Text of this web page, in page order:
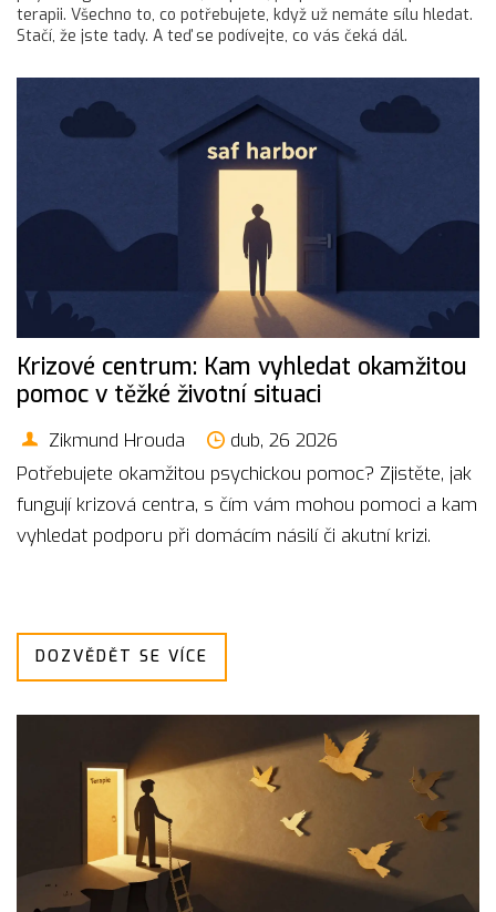
terapii. Všechno to, co potřebujete, když už nemáte sílu hledat.
Stačí, že jste tady. A teď se podívejte, co vás čeká dál.
Krizové centrum: Kam vyhledat okamžitou
pomoc v těžké životní situaci
Zikmund Hrouda
dub, 26 2026
Potřebujete okamžitou psychickou pomoc? Zjistěte, jak
fungují krizová centra, s čím vám mohou pomoci a kam
vyhledat podporu při domácím násilí či akutní krizi.
DOZVĚDĚT SE VÍCE